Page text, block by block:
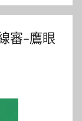
審–鷹眼